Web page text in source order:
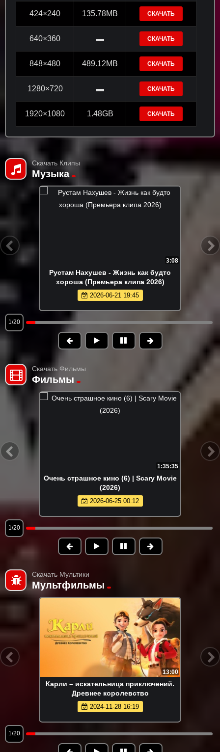
424×240 135.78MB СКАЧАТЬ
640×360 ▬ СКАЧАТЬ
848×480 489.12MB СКАЧАТЬ
1280×720 ▬ СКАЧАТЬ
1920×1080 1.48GB СКАЧАТЬ
Скачать Клипы
Музыка
Рустам Нахушев - Кареглазая
(Премьера клипа 2026)
2026-07-23 18:07
2/20
Скачать Фильмы
Фильмы
1:35:35
Очень страшное кино (6) | Scary Movie
(2026)
2026-06-25 00:12
1/20
Скачать Мультики
Мультфильмы
13:00
Карли – искательница приключений.
Древнее королевство
2024-11-28 16:19
1/20